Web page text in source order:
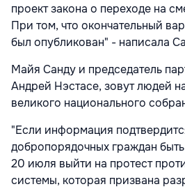
проект закона о переходе на
При том, что окончательный
был опубликован" - написала
Майя Санду и председатель
Андрей Нэстасе, зовут людей
великого национального
"Если информация
добропорядочных граждан
20 июля выйти на протест
системы, которая призвана